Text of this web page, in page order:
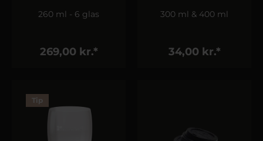
260 ml - 6 glas
269,00 kr.*
300 ml & 400 ml
34,00 kr.*
Tip